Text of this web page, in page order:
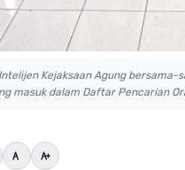
Kejaksaan Agung
masuk dalam Daftar Pencarian